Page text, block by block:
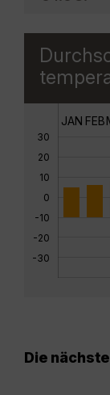
30
20
10
0
-10
-20
-30
JAN FEB
Die